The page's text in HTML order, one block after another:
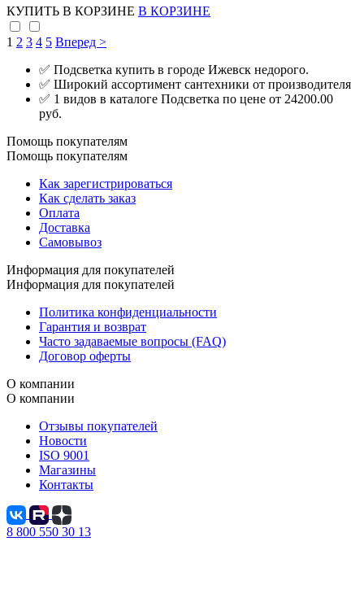
КУПИТЬ В КОРЗИНЕ В КОРЗИНЕ
1 2 3 4 5 Вперед >
✅ Подсветка купить в городе Ижевск недорого.
✅ Широкий ассортимент сантехники от производителя
✅ 1 видов в каталоге Подсветка по цене от 24200.00
руб.
Помощь покупателям
Помощь покупателям
Как зарегистрироваться
Как сделать заказ
Оплата
Доставка
Самовывоз
Информация для покупателей
Информация для покупателей
Политика конфиденциальности
Гарантия и возврат
Часто задаваемые вопросы (FAQ)
Договор оферты
О компании
О компании
Отзывы покупателей
Новости
ISO 9001
Магазины
Контакты
8 800 550 30 13